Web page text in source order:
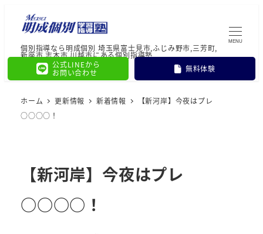
個別指導なら明成個別 埼玉県富士見市,ふじみ野市,三芳町,
新座市,志木市,川越市にある個別指導塾
公式LINEから
お問い合わせ
無料体験
MENU
ホーム 更新情報 新着情報
【新河岸】今夜はプレ
○○○○！
【新河岸】今夜はプレ
○○○○！